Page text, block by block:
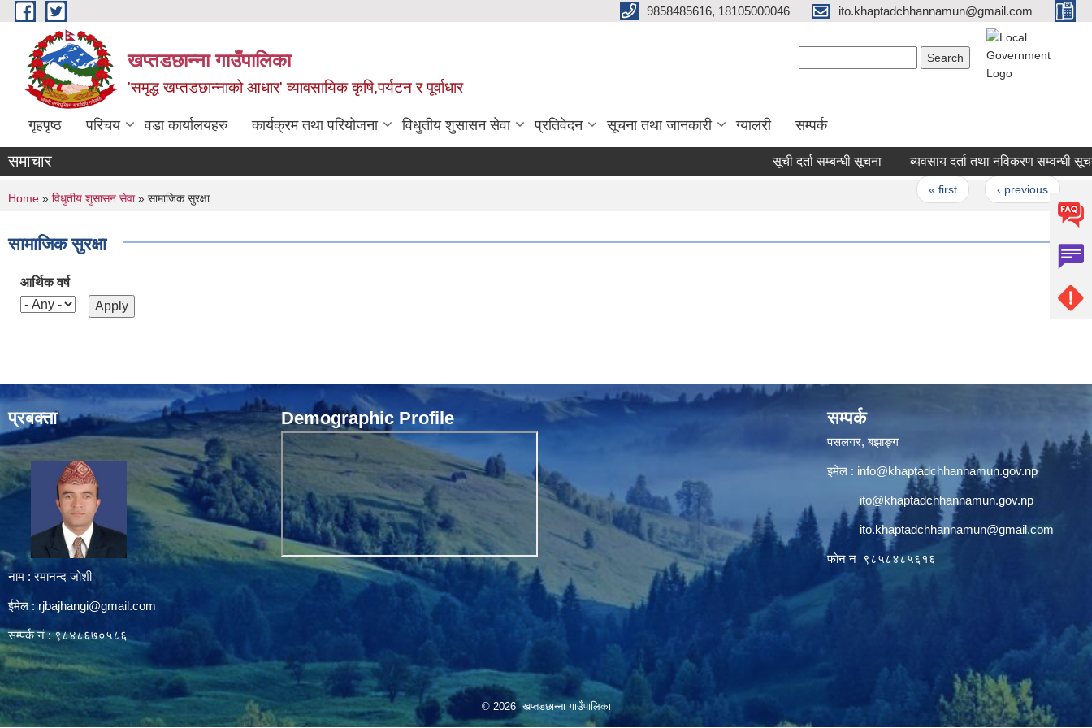
Skip to main content 9858485616, 18105000046 ito.khaptadchhannamun@gmail.com
खप्तडछान्ना गाउँपालिका
'समृद्ध खप्तडछान्नाको आधार' व्यावसायिक कृषि,पर्यटन र पूर्वाधार
गृहपृष्ठ परिचय वडा कार्यालयहरु कार्यक्रम तथा परियोजना विधुतीय शुसासन सेवा प्रतिवेदन सूचना तथा जानकारी ग्यालरी सम्पर्क
समाचार सूची दर्ता सम्बन्धी सूचना ब्यवसाय दर्ता तथा नविकरण सम्वन्धी सूचना
« first ‹ previous
You are here
Home » विधुतीय शुसासन सेवा» सामाजिक सुरक्षा
सामाजिक सुरक्षा
आर्थिक वर्ष
प्रबक्ता
नाम : रमानन्द जोशी
ईमेल :rjbajhangi@gmail.com
सम्पर्क नं : ९८४८६७०५८६
Demographic Profile सम्पर्क
पसलगर, बझाङ्ग
इमेल : info@khaptadchhannamun.gov.np
ito@khaptadchhannamun.gov.np
ito.khaptadchhannamun@gmail.com
फाेन न‌‍‍ ९८५८४८५६१६
© 2026 खप्तडछान्ना गाउँपालिका